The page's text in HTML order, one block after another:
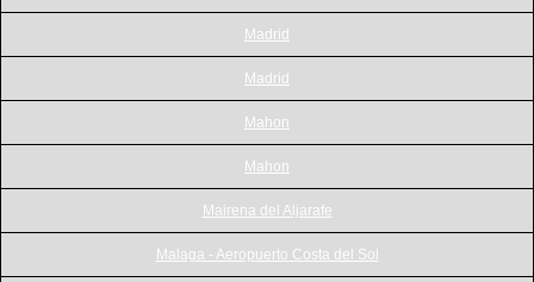
Madrid
Madrid
Mahon
Mahon
Mairena del Aljarafe
Malaga - Aeropuerto Costa del Sol